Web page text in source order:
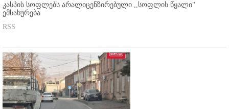
კასპის სოფლებს არალიცენზირებული ,,სოფლის წყალი"
ემსახურება
RSS